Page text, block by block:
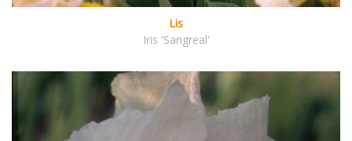
Lis
Iris 'Sangreal'